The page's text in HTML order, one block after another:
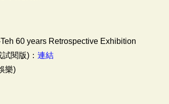
60 years Retrospective Exhibition
閱版)： 連結
樂)